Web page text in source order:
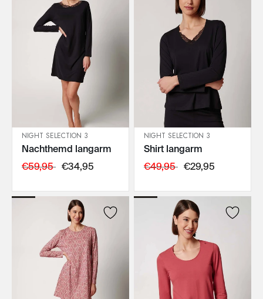
IN DEN WARENKORB
NIGHT SELECTION 3
Nachthemd langarm
€59,95 €34,95
IN DEN WARENKORB
NIGHT SELECTION 3
Shirt langarm
€49,95 €29,95